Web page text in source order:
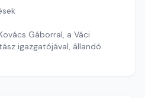
Gáborral, a Váci
igazgatójával, állandó